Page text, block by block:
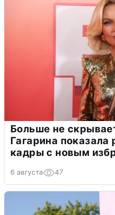
Больше не
Гагарина
кадры с новым
6 августа 47